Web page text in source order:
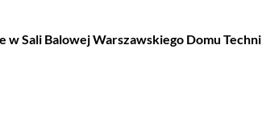
Sali Balowej Warszawskiego Domu